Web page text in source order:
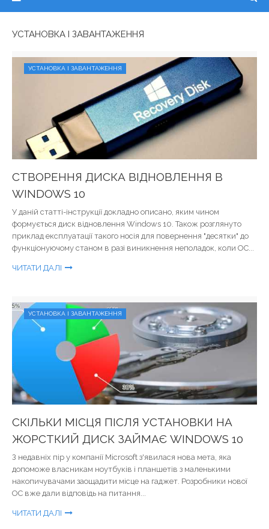
УСТАНОВКА І ЗАВАНТАЖЕННЯ
УСТАНОВКА І ЗАВАНТАЖЕННЯ
СТВОРЕННЯ ДИСКА ВІДНОВЛЕННЯ В
WINDOWS 10
У даній статті-інструкції докладно описано, яким чином
формується диск відновлення Windows 10. Також розглянуто
приклад експлуатації такого носія для повернення "десятки" до
функціонуючому станом в разі виникнення неполадок, коли ОС...
ЧИТАТИ ДАЛІ
УСТАНОВКА І ЗАВАНТАЖЕННЯ
СКІЛЬКИ МІСЦЯ ПІСЛЯ УСТАНОВКИ НА
ЖОРСТКИЙ ДИСК ЗАЙМАЄ WINDOWS 10
З недавніх пір у компанії Microsoft з'явилася нова мета, яка
допоможе власникам ноутбуків і планшетів з маленькими
накопичувачами заощадити місце на гаджет. Розробники нової
ОС вже дали відповідь на питання...
ЧИТАТИ ДАЛІ